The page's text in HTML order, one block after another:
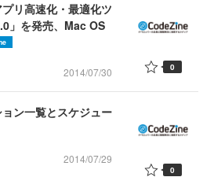
リ高速化・最適化ツ
」を発売、Mac OS
2014/07/30 0
ン一覧とスケジュー
2014/07/29
0